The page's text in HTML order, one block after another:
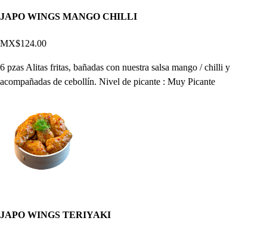
JAPO WINGS MANGO CHILLI
MX$124.00
6 pzas Alitas fritas, bañadas con nuestra salsa mango / chilli y
acompañadas de cebollín. Nivel de picante : Muy Picante
JAPO WINGS TERIYAKI